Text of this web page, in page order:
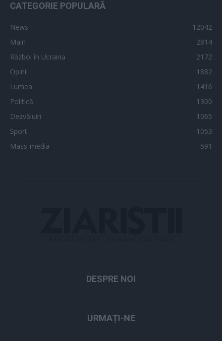
CATEGORIE POPULARĂ
News
12042
Main
2814
Război în Ucraina
2172
Opinii
1882
Lumea
1416
Politică
1300
Dezvăluiri
1065
Sport
1053
Mass-media
591
DESPRE NOI
URMAȚI-NE